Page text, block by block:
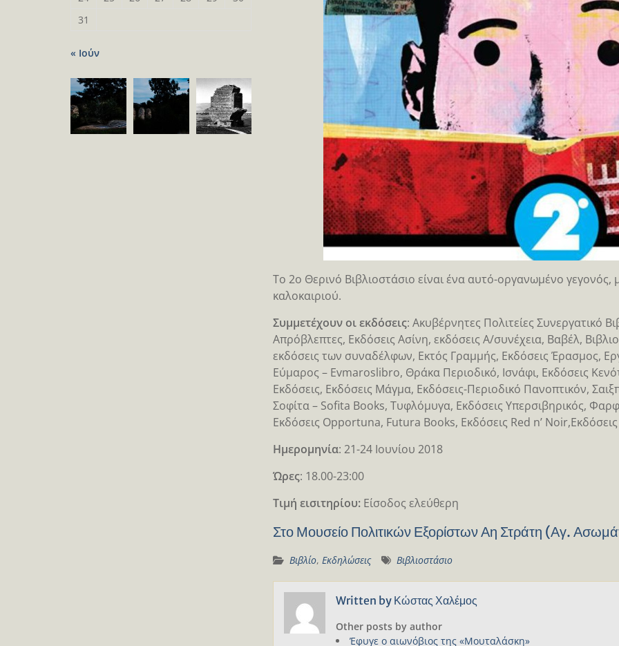
Το 2ο Θερινό Βιβλιοστάσιο είναι ένα αυτό-οργανωμένο γεγονός,
καλοκαιριού.
Συμμετέχουν οι εκδόσεις: Ακυβέρνητες Πολιτείες Συνεργατικό
Απρόβλεπτες, Εκδόσεις Ασίνη, εκδόσεις Α/συνέχεια, Βαβέλ,
εκδόσεις των συναδέλφων, Εκτός Γραμμής, Εκδόσεις Έρασμος,
Εύμαρος – Evmaroslibro, Θράκα Περιοδικό, Ισνάφι, Εκδόσεις
Εκδόσεις, Εκδόσεις Μάγμα, Εκδόσεις-Περιοδικό Πανοπτικόν,
Σοφίτα – Sofita Books, Τυφλόμυγα, Εκδόσεις Υπερσιβηρικός,
Εκδόσεις Opportuna, Futura Books, Εκδόσεις Red n’
Ημερομηνία: 21-24 Ιουνίου 2018
Ώρες: 18.00-23:00
Τιμή εισιτηρίου:Είσοδος ελεύθερη
Στο Μουσείο Πολιτικών Εξορίστων Αη Στράτη (Αγ.
Βιβλίο, Εκδηλώσεις Βιβλιοστάσιο
Written by Κώστας Χαλέμος
Other posts by author
Έφυγε ο αιωνόβιος της «Μουταλάσκη»
31
« Ιούν